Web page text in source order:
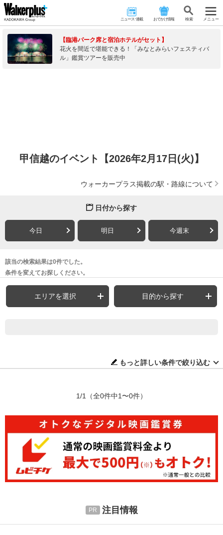
ニュース･連載 おでかけ情報 検 索 メニュー
【臨港パーク席と宿泊ホテルがセット】
花火を間近で堪能できる！「みなとみらいフェスティバ
ル」鑑賞ツアーを販売中
甲信越のイベント【2026年2月17日(火)】
ウォーカープラス掲載の駅・路線について
日付から探す
今日 明日 今週末
該当の検索結果は0件でした。
条件を変えてお探しください。
エリアを選択 目的から探す
もっと詳しい条件で絞り込む
1/1 （全0件中1〜0件）
注目情報